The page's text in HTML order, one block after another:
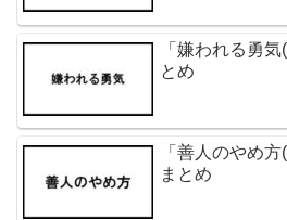
「嫌われる勇
とめ
「善人のやめ
まとめ